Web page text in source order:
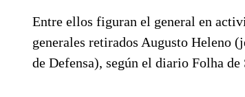
Entre ellos figuran el general en
generales retirados Augusto Heleno
de Defensa), según el diario Folha de